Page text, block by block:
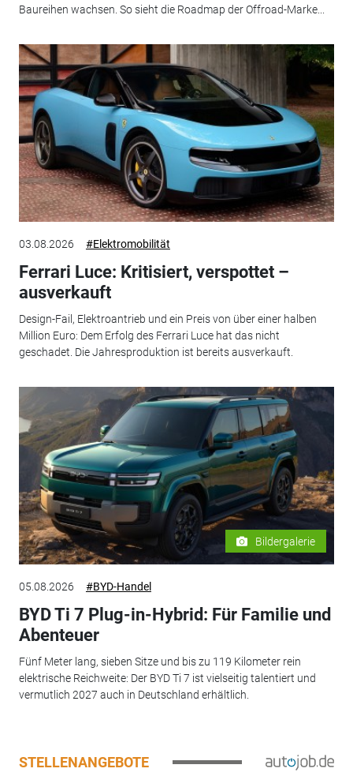
Baureihen wachsen. So sieht die Roadmap der Offroad-Marke...
03.08.2026 #Elektromobilität
Ferrari Luce: Kritisiert, verspottet –
ausverkauft
Design-Fail, Elektroantrieb und ein Preis von über einer halben
Million Euro: Dem Erfolg des Ferrari Luce hat das nicht
geschadet. Die Jahresproduktion ist bereits ausverkauft.
Bildergalerie
05.08.2026 #BYD-Handel
BYD Ti 7 Plug-in-Hybrid: Für Familie und
Abenteuer
Fünf Meter lang, sieben Sitze und bis zu 119 Kilometer rein
elektrische Reichweite: Der BYD Ti 7 ist vielseitig talentiert und
vermutlich 2027 auch in Deutschland erhältlich.
STELLENANGEBOTE